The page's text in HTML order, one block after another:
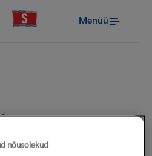
Menüü
laadijaid?
nõusolekud